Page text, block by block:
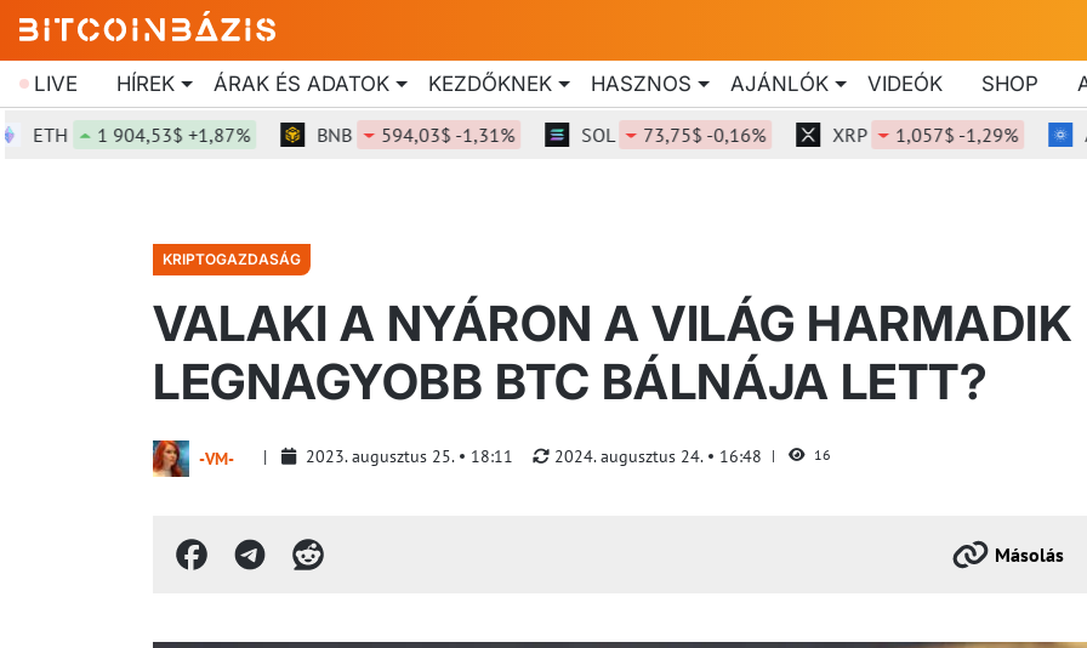
LIVE HÍREK ÁRAK ÉS ADATOK KEZDŐKNEK HASZNOS AJÁNLÓK VIDEÓK SHOP
1 904,53$ +1,87% BNB 594,03$ -1,31% SOL 73,75$ -0,16% XRP 1,057$ -1,29% ADA
KRIPTOGAZDASÁG
VALAKI A NYÁRON A VILÁG HARMADIK
LEGNAGYOBB BTC BÁLNÁJA LETT?
-VM- 2023. augusztus 25. 18:11 2024. augusztus 24. 16:48 16
Másolás